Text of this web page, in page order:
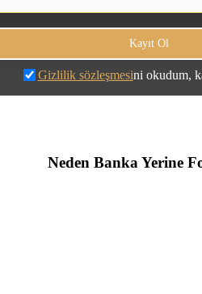
Gizlilik sözleşmesini okudum,
Neden Banka Yerine